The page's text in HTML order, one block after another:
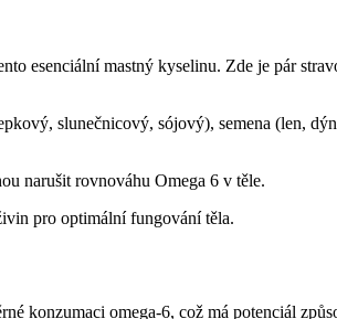
esenciální mastný kyselinu. Zde je pár
slunečnicový, sójový), semena (len,
narušit rovnováhu Omega 6 v těle.
pro optimální fungování těla.
konzumaci omega-6, což má potenciál